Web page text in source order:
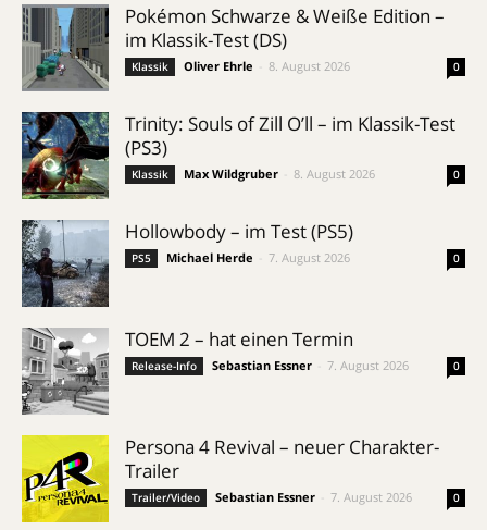
Pokémon Schwarze & Weiße Edition –
im Klassik-Test (DS)
Klassik Oliver Ehrle 8. August 2026 0
Trinity: Souls of Zill O’ll – im Klassik-Test
(PS3)
Klassik Max Wildgruber 8. August 2026 0
Hollowbody – im Test (PS5)
PS5 Michael Herde 7. August 2026 0
TOEM 2 – hat einen Termin
Release-Info Sebastian Essner 7. August 2026 0
Persona 4 Revival – neuer Charakter-
Trailer
Trailer/Video Sebastian Essner 7. August 2026 0